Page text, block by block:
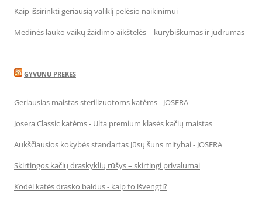
Kaip išsirinkti geriausią valiklį pelėsio naikinimui
Medinės lauko vaikų žaidimo aikštelės – kūrybiškumas ir judrumas
GYVUNU PREKES
Geriausias maistas sterilizuotoms katėms - JOSERA
Josera Classic katėms - Ulta premium klasės kačių maistas
Aukščiausios kokybės standartas Jūsų šuns mitybai - JOSERA
Skirtingos kačių draskyklių rūšys – skirtingi privalumai
Kodėl katės drasko baldus - kaip to išvengti?